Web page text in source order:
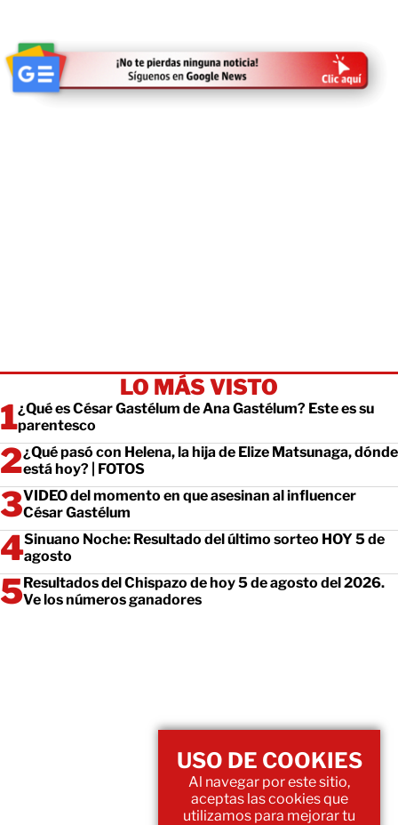
LO MÁS VISTO
¿Qué es César Gastélum de Ana Gastélum? Este es su
parentesco
¿Qué pasó con Helena, la hija de Elize Matsunaga, dónde
está hoy? | FOTOS
VIDEO del momento en que asesinan al influencer
César Gastélum
Sinuano Noche: Resultado del último sorteo HOY 5 de
agosto
Resultados del Chispazo de hoy 5 de agosto del 2026.
Ve los números ganadores
USO DE COOKIES
Al navegar por este sitio,
aceptas las cookies que
utilizamos para mejorar tu